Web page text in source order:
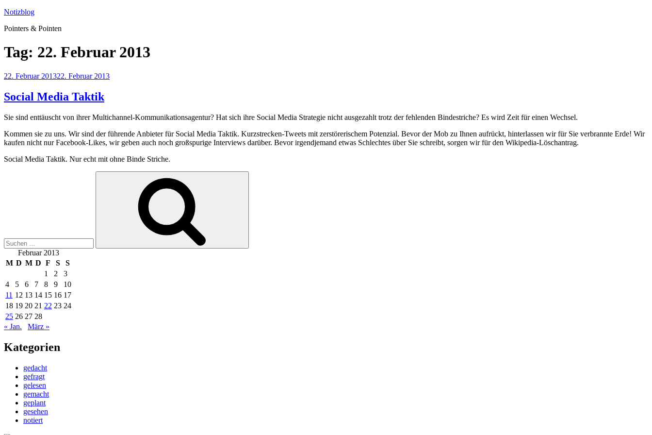
Zum
springen
Notizblog
Pointers & Pointen
Tag: 22. Februar 2013
Veröffentlicht
22. Februar 201322. Februar 2013
Social Media Taktik
Sie sind enttäuscht von ihrer Multichannel-Kommunikationsagentur? Hat sich ihre Social Media Strategie nicht ausgezahlt trotz der fehlenden Bindestriche? Es wird Zeit für einen Wechsel.
Kommen sie zu uns. Wir sind der führende Anbieter für Social Media Taktik. Kurzstrecken-Tweets mit zerstörerischem Potenzial. Bevor der Mob zu Ihnen aufrückt, hinterlassen wir für Sie verbrannte Erde! Wir
kaufen nicht nur Facebook-Likes, wir geben auch noch großspurige Interviews darüber. Bevor irgendjemand etwas Schlechtes über Sie schreibt, sorgen wir für den Wikipedia-Löschantrag.
Social Media Taktik. Nur echt mit ohne Binde Striche.
Februar 2013
M D M D F S
S
1
2
3
4
5 6 7 8 9
10
11 12 13 14 15 16 17
18 19 20 21 22 23 24
25 26 27 28
« Jan.
März »
Kategorien
gedacht
gefragt
gelesen
gemacht
geplant
gesehen
notiert